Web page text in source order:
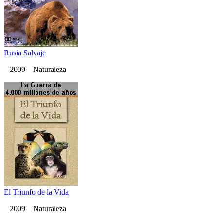
Rusia Salvaje
2009 Naturaleza
El Triunfo de la Vida
2009 Naturaleza